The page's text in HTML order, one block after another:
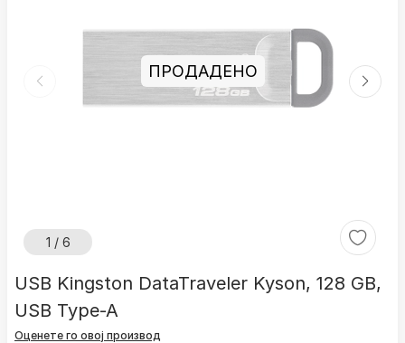
1 / 6
ПРОДАДЕНО
USB Kingston DataTraveler Kyson, 128 GB,
USB Type-A
Оценете го овој производ